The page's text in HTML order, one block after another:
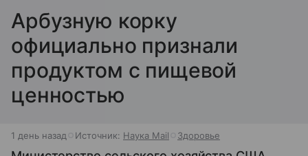
Арбузную корку
официально признали
продуктом с пищевой
ценностью
1 день назад Источник: Наука Mail Здоровье